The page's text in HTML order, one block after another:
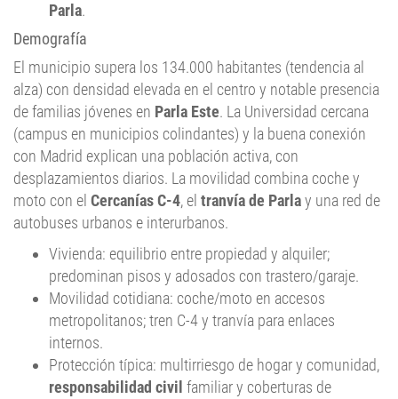
Parla.
Demografía
El municipio supera los 134.000 habitantes (tendencia al
alza) con densidad elevada en el centro y notable presencia
de familias jóvenes en Parla Este. La Universidad cercana
(campus en municipios colindantes) y la buena conexión
con Madrid explican una población activa, con
desplazamientos diarios. La movilidad combina coche y
moto con el Cercanías C-4, el tranvía de Parlay una red de
autobuses urbanos e interurbanos.
Vivienda: equilibrio entre propiedad y alquiler;
predominan pisos y adosados con trastero/garaje.
Movilidad cotidiana: coche/moto en accesos
metropolitanos; tren C-4 y tranvía para enlaces
internos.
Protección típica: multirriesgo de hogar y comunidad,
responsabilidad civil familiar y coberturas de